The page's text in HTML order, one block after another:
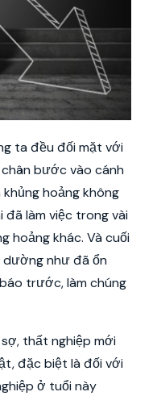
ta đều đối mặt với
bước vào cánh
hoảng không
đã làm việc trong vài
hoảng khác. Và cuối
dường như đã ổn
trước, làm chúng
thất nghiệp mới
đặc biệt là đối với
ở tuổi này